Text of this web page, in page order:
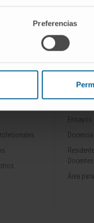
Preferencias
Docentes
Área